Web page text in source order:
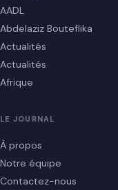
AADL
Abdelaziz Bouteflika
Actualités
Actualités
Afrique
LE JOURNAL
À propos
Notre équipe
Contactez-nous